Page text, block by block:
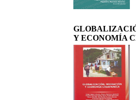
Y ECONOMÍA